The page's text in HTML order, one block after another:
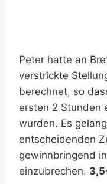
Peter hatte an
verstrickte
berechnet, so
ersten 2 Stunden
wurden. Es
entscheidenden
gewinnbringend
einzubrechen.